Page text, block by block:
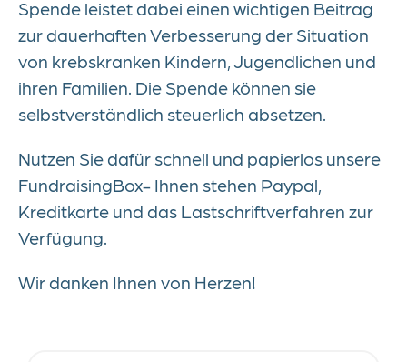
Spende leistet dabei einen wichtigen Beitrag
zur dauerhaften Verbesserung der Situation
von krebskranken Kindern, Jugendlichen und
ihren Familien. Die Spende können sie
selbstverständlich steuerlich absetzen.
Nutzen Sie dafür schnell und papierlos unsere
FundraisingBox- Ihnen stehen Paypal,
Kreditkarte und das Lastschriftverfahren zur
Verfügung.
Wir danken Ihnen von Herzen!